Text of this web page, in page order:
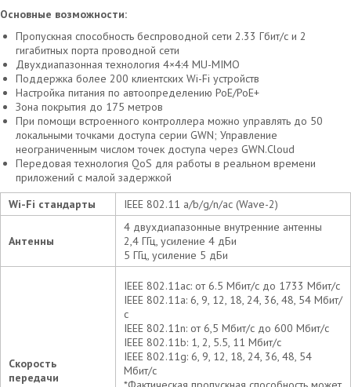
Основные возможности:
Пропускная способность беспроводной сети 2.33 Гбит/с и 2
гигабитных порта проводной сети
Двухдиапазонная технология 4×4:4 MU-MIMO
Поддержка более 200 клиентских Wi-Fi устройств
Настройка питания по автоопределению PoE/PoE+
Зона покрытия до 175 метров
При помощи встроенного контроллера можно управлять до 50
локальными точками доступа серии GWN; Управление
неограниченным числом точек доступа через GWN.Cloud
Передовая технология QoS для работы в реальном времени
приложений с малой задержкой
Wi-Fi стандарты
IEEE 802.11 a/b/g/n/ac (Wave-2)
Антенны
4 двухдиапазонные внутренние антенны
2,4 ГГц, усиление 4 дБи
5 ГГц, усиление 5 дБи
Скорость
передачи
IEEE 802.11ac: от 6.5 Мбит/с до 1733 Мбит/с
IEEE 802.11a: 6, 9, 12, 18, 24, 36, 48, 54 Мбит/
с
IEEE 802.11n: от 6,5 Мбит/с до 600 Мбит/с
IEEE 802.11b: 1, 2, 5.5, 11 Мбит/с
IEEE 802.11g: 6, 9, 12, 18, 24, 36, 48, 54
Мбит/с